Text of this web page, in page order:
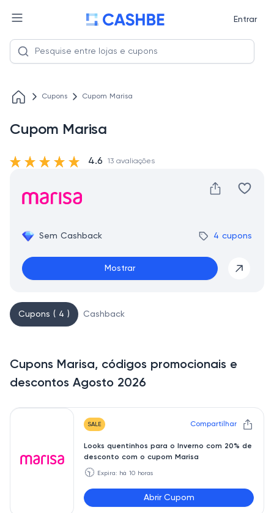
Entrar
Cupons Cupom Marisa
Cupom Marisa
Sem Cashback 4 cupons
Mostrar
4.6 13 avaliações
Cupons ( 4 ) Cashback
Cupons Marisa, códigos promocionais e
descontos Agosto 2026
SALE Compartilhar
Looks quentinhos para o Inverno com 20% de
desconto com o cupom Marisa
🕥 Expira: há 10 horas
Abrir Cupom
QUENTINHO20